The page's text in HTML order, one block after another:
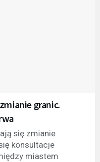
granic.
się zmianie
konsultacje
miastem